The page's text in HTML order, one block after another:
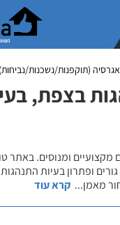
אגרסיה (תוקפנות/נשכנות/
בצפת,
מקצועיים ומנוסים. באתר
ופתרון בעיות
מאמן... קרא עוד